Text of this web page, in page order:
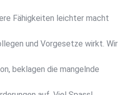
Fähigkeiten leichter macht
und Vorgesetze wirkt. Wir
beklagen die mangelnde